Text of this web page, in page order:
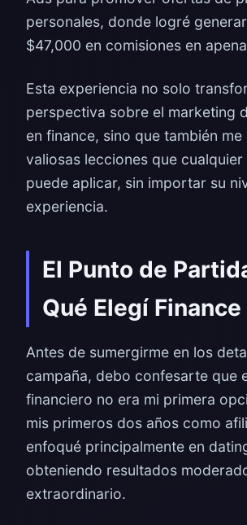
personales, donde logré
$47,000 en comisiones en
Esta experiencia no solo
perspectiva sobre el marketing
en finance, sino que también me
valiosas lecciones que cualquier
puede aplicar, sin importar su
experiencia.
El Punto de
Qué Elegí Finance
Antes de sumergirme en los
campaña, debo confesarte que
financiero no era mi primera
mis primeros dos años como
enfoqué principalmente en
obteniendo resultados
extraordinario.